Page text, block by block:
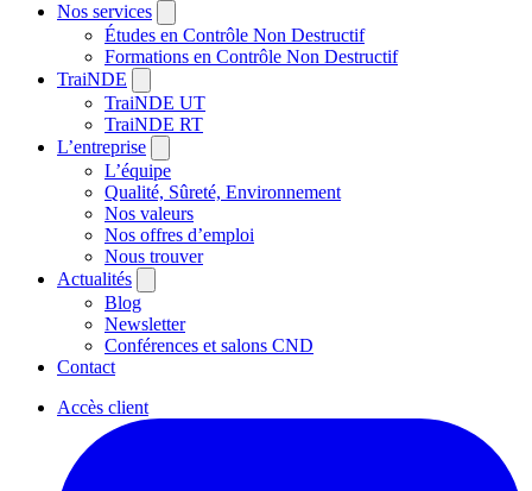
Nos services
Études en Contrôle Non Destructif
Formations en Contrôle Non Destructif
TraiNDE
TraiNDE UT
TraiNDE RT
L’entreprise
L’équipe
Qualité, Sûreté, Environnement
Nos valeurs
Nos offres d’emploi
Nous trouver
Actualités
Blog
Newsletter
Conférences et salons CND
Contact
Accès client